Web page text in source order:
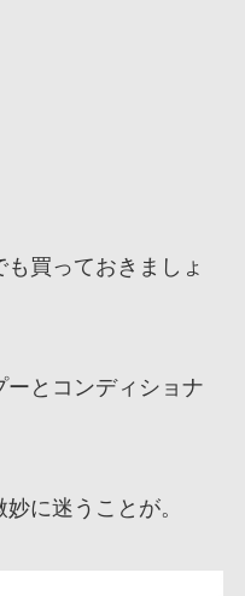
買っておきましょ
とコンディショナ
に迷うことが。